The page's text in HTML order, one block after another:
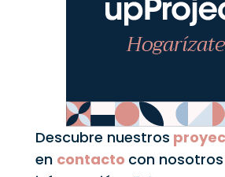
Descubre nuestros
en contacto con